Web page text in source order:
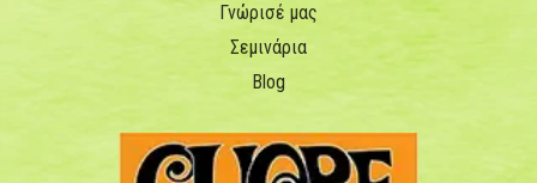
Γνώρισέ μας
Σεμινάρια
Blog